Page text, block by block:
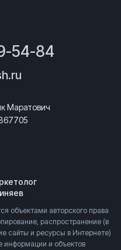
54-84
Маратович
объектами авторского права
распространение (в
сайты и ресурсы в Интернете)
информации и объектов